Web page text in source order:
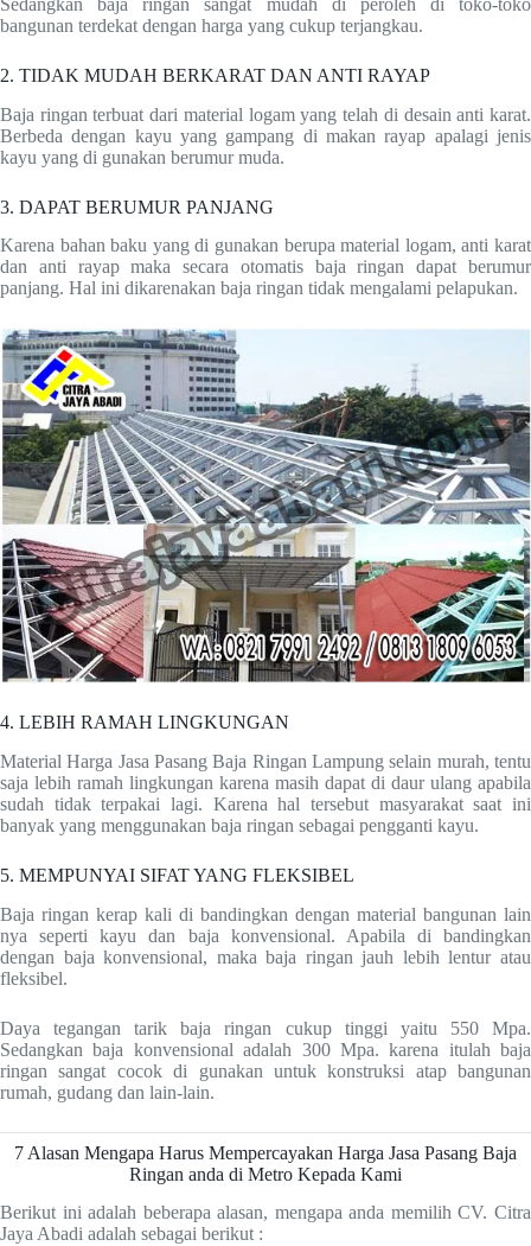
bangunan terdekat dengan harga yang cukup terjangkau.
2. TIDAK MUDAH BERKARAT DAN ANTI RAYAP
Baja ringan terbuat dari material logam yang telah di desain anti karat.
Berbeda dengan kayu yang gampang di makan rayap apalagi jenis
kayu yang di gunakan berumur muda.
3. DAPAT BERUMUR PANJANG
Karena bahan baku yang di gunakan berupa material logam, anti karat
dan anti rayap maka secara otomatis baja ringan dapat berumur
panjang. Hal ini dikarenakan baja ringan tidak mengalami pelapukan.
4. LEBIH RAMAH LINGKUNGAN
Material Harga Jasa Pasang Baja Ringan Lampung selain murah, tentu
saja lebih ramah lingkungan karena masih dapat di daur ulang apabila
sudah tidak terpakai lagi. Karena hal tersebut masyarakat saat ini
banyak yang menggunakan baja ringan sebagai pengganti kayu.
5. MEMPUNYAI SIFAT YANG FLEKSIBEL
Baja ringan kerap kali di bandingkan dengan material bangunan lain
nya seperti kayu dan baja konvensional. Apabila di bandingkan
dengan baja konvensional, maka baja ringan jauh lebih lentur atau
fleksibel.
Daya tegangan tarik baja ringan cukup tinggi yaitu 550 Mpa.
Sedangkan baja konvensional adalah 300 Mpa. karena itulah baja
ringan sangat cocok di gunakan untuk konstruksi atap bangunan
rumah, gudang dan lain-lain.
7 Alasan Mengapa Harus Mempercayakan Harga Jasa Pasang Baja
Ringan anda di Metro Kepada Kami
Berikut ini adalah beberapa alasan, mengapa anda memilih CV. Citra
Jaya Abadi adalah sebagai berikut :